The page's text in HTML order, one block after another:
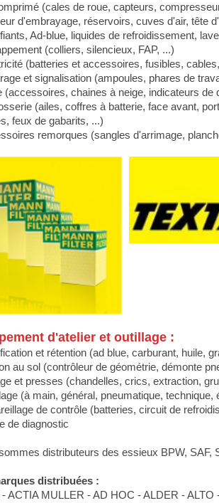
(cales de roue, capteurs,
d'embrayage, réservoirs, cuves d'air, tête
Ad-blue, liquides de refroidissement,
(colliers, silencieux, FAP, ...)
(batteries et accessoires, fusibles,
et signalisation (ampoules, phares de
(accessoires, chaines à neige, indicateurs de
(ailes, coffres à batterie, face avant,
feux de gabarits, ...)
remorques (sangles d'arrimage,
d'atelier et outillage :
et rétention (ad blue, carburant, huile,
au sol (contrôleur de géométrie, démonte
et presses (chandelles, crics, extraction,
(à main, général, pneumatique, technique,
de contrôle (batteries, circuit de
de diagnostic
distributeurs des essieux BPW, SAF,
distribuées :
ACTIA MULLER - AD HOC - ALDER -